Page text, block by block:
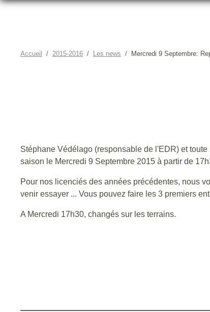
Accueil 2015-2016 Les news Mercredi 9 Septembre:
Stéphane Védélago (responsable de l'EDR) et
saison le Mercredi 9 Septembre 2015 à partir de
Pour nos licenciés des années précédentes, nous
venir essayer ... Vous pouvez faire les 3 premiers
A Mercredi 17h30, changés sur les terrains.